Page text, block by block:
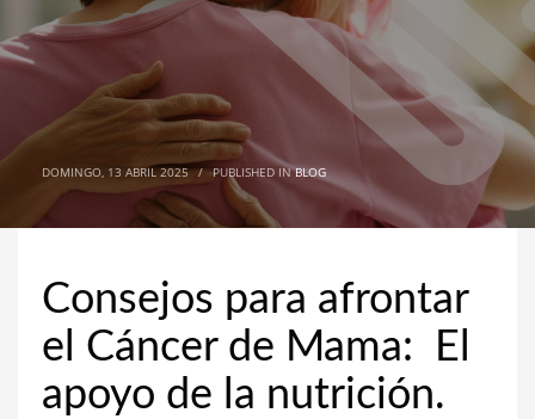
DOMINGO, 13 ABRIL 2025 / PUBLISHED INBLOG
Consejos para afrontar
el Cáncer de Mama: El
apoyo de la nutrición.